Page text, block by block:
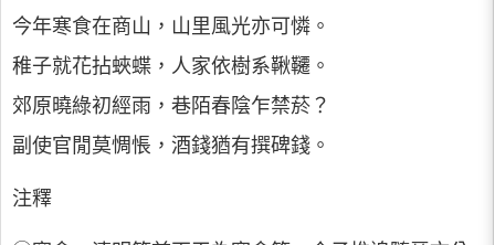
今年寒食在商山，山里風光亦可憐。
稚子就花拈蛺蝶，人家依樹系鞦韆。
郊原曉綠初經雨，巷陌春陰乍禁菸？
副使官閒莫惆悵，酒錢猶有撰碑錢。
注釋